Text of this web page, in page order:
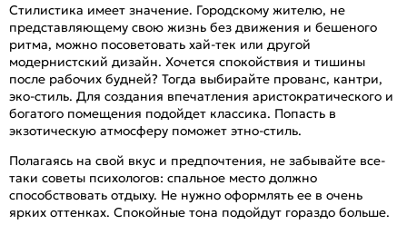
Стилистика имеет значение. Городскому жителю, не
представляющему свою жизнь без движения и бешеного
ритма, можно посоветовать хай-тек или другой
модернистский дизайн. Хочется спокойствия и тишины
после рабочих будней? Тогда выбирайте прованс, кантри,
эко-стиль. Для создания впечатления аристократического и
богатого помещения подойдет классика. Попасть в
экзотическую атмосферу поможет этно-стиль.
Полагаясь на свой вкус и предпочтения, не забывайте все-
таки советы психологов: спальное место должно
способствовать отдыху. Не нужно оформлять ее в очень
ярких оттенках. Спокойные тона подойдут гораздо больше.